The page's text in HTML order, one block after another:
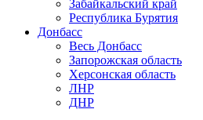
Забайкальский край
Республика Бурятия
Донбасс
Весь Донбасс
Запорожская область
Херсонская область
ЛНР
ДНР